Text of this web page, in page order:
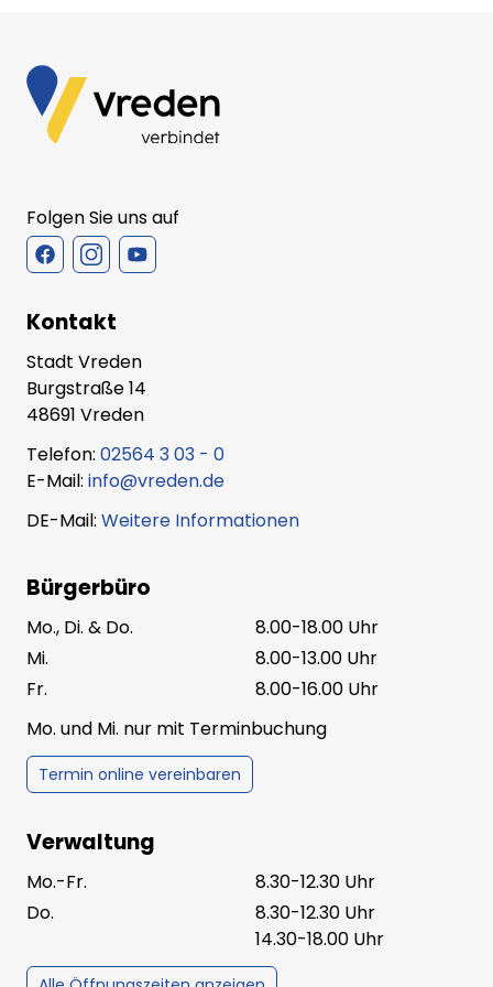
Folgen Sie uns auf
Kontakt
Stadt Vreden
Burgstraße 14
48691 Vreden
Telefon: 02564 3 03 - 0
E-Mail: info@vreden.de
DE-Mail: Weitere Informationen
Bürgerbüro
Mo., Di. & Do.
8.00-18.00 Uhr
Mi.
8.00-13.00 Uhr
Fr.
8.00-16.00 Uhr
Mo. und Mi. nur mit Terminbuchung
Termin online vereinbaren
Verwaltung
Mo.-Fr.
8.30-12.30 Uhr
Do.
8.30-12.30 Uhr
14.30-18.00 Uhr